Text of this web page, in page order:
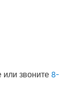
или звоните 8-